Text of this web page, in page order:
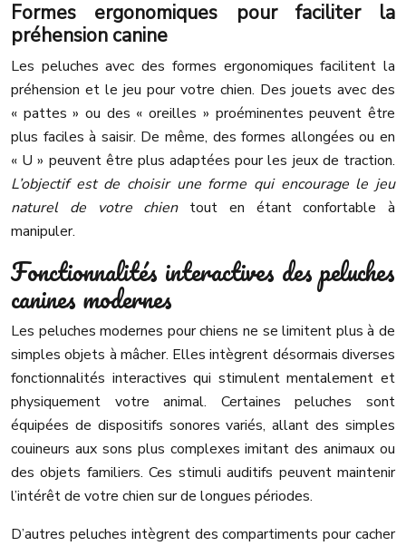
Formes ergonomiques pour faciliter la
préhension canine
Les peluches avec des formes ergonomiques facilitent la
préhension et le jeu pour votre chien. Des jouets avec des
« pattes » ou des « oreilles » proéminentes peuvent être
plus faciles à saisir. De même, des formes allongées ou en
« U » peuvent être plus adaptées pour les jeux de traction.
L’objectif est de choisir une forme qui encourage le jeu
naturel de votre chien tout en étant confortable à
manipuler.
Fonctionnalités interactives des peluches
canines modernes
Les peluches modernes pour chiens ne se limitent plus à de
simples objets à mâcher. Elles intègrent désormais diverses
fonctionnalités interactives qui stimulent mentalement et
physiquement votre animal. Certaines peluches sont
équipées de dispositifs sonores variés, allant des simples
couineurs aux sons plus complexes imitant des animaux ou
des objets familiers. Ces stimuli auditifs peuvent maintenir
l’intérêt de votre chien sur de longues périodes.
D’autres peluches intègrent des compartiments pour cacher